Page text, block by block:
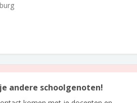
andere schoolgenoten!